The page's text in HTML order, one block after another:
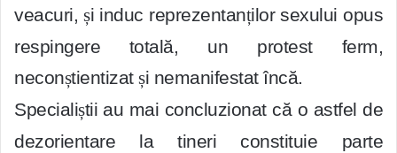
veacuri,și induc reprezentanților sexului opus
respingere totală, un protest ferm,
neconștientizat și nemanifestat încă.
Specialiștii au mai concluzionat că o astfel de
dezorientare la tineri constituie parte